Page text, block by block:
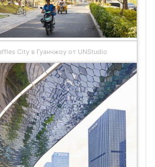
City в Гуанчжоу от UNStudio